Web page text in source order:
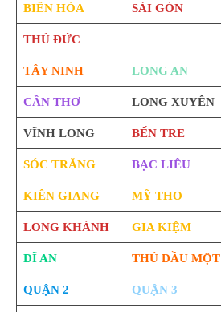
BIÊN HÒA SÀI GÒN
THỦ ĐỨC
TÂY NINH LONG AN
CẦN THƠ LONG XUYÊN
VĨNH LONG BẾN TRE
SÓC TRĂNG BẠC LIÊU
KIÊN GIANG MỸ THO
LONG KHÁNH GIA KIỆM
DĨ AN THỦ DẦU MỘT
QUẬN 2 QUẬN 3